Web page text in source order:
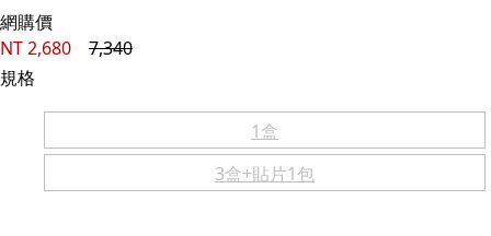
網購價
NT2,680
7,340
規格
1盒
3盒+貼片1包